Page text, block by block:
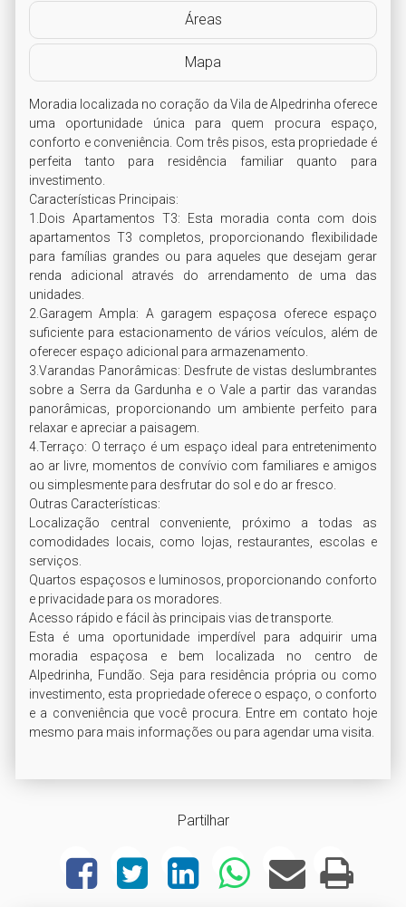
Partilhar
Áreas
Mapa
Moradia localizada no coração da Vila de Alpedrinha oferece
uma oportunidade única para quem procura espaço,
conforto e conveniência. Com três pisos, esta propriedade é
perfeita tanto para residência familiar quanto para
investimento.
Características Principais:
1.Dois Apartamentos T3: Esta moradia conta com dois
apartamentos T3 completos, proporcionando flexibilidade
para famílias grandes ou para aqueles que desejam gerar
renda adicional através do arrendamento de uma das
unidades.
2.Garagem Ampla: A garagem espaçosa oferece espaço
suficiente para estacionamento de vários veículos, além de
oferecer espaço adicional para armazenamento.
3.Varandas Panorâmicas: Desfrute de vistas deslumbrantes
sobre a Serra da Gardunha e o Vale a partir das varandas
panorâmicas, proporcionando um ambiente perfeito para
relaxar e apreciar a paisagem.
4.Terraço: O terraço é um espaço ideal para entretenimento
ao ar livre, momentos de convívio com familiares e amigos
ou simplesmente para desfrutar do sol e do ar fresco.
Outras Características:
Localização central conveniente, próximo a todas as
comodidades locais, como lojas, restaurantes, escolas e
serviços.
Quartos espaçosos e luminosos, proporcionando conforto
e privacidade para os moradores.
Acesso rápido e fácil às principais vias de transporte.
Esta é uma oportunidade imperdível para adquirir uma
moradia espaçosa e bem localizada no centro de
Alpedrinha, Fundão. Seja para residência própria ou como
investimento, esta propriedade oferece o espaço, o conforto
e a conveniência que você procura. Entre em contato hoje